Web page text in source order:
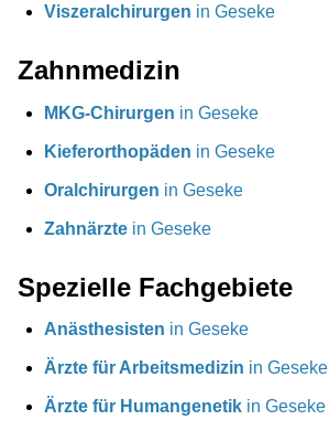
Viszeralchirurgen in Geseke
Zahnmedizin
MKG-Chirurgen in Geseke
Kieferorthopäden in Geseke
Oralchirurgen in Geseke
Zahnärzte in Geseke
Spezielle Fachgebiete
Anästhesisten in Geseke
Ärzte für Arbeitsmedizin in Geseke
Ärzte für Humangenetik in Geseke